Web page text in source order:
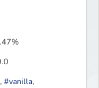
, #vanilla,